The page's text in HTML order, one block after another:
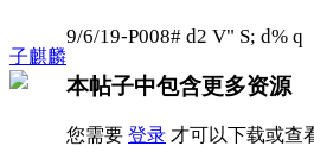
子麒麟
9/6/19-P008# d2 V" S; d% q
本帖子中包含更多资源
您需要 登录 才可以下载或查